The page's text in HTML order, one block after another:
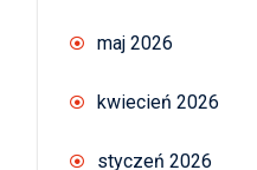
maj 2026
kwiecień 2026
styczeń 2026